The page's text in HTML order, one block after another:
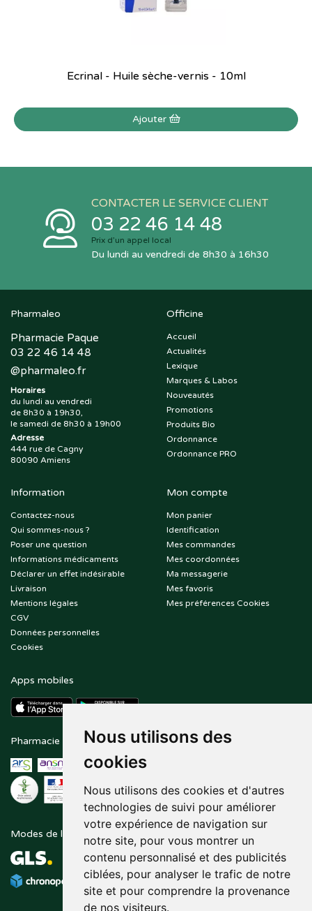
Nous utilisons des
cookies
Nous utilisons des cookies et d'autres
technologies de suivi pour améliorer
votre expérience de navigation sur
notre site, pour vous montrer un
contenu personnalisé et des publicités
ciblées, pour analyser le trafic de notre
site et pour comprendre la provenance
de nos visiteurs.
Ecrinal - Huile sèche-vernis - 10ml
Ajouter
CONTACTER LE SERVICE CLIENT
03 22 46 14 48
Prix d’un appel local
Du lundi au vendredi de 8h30 à 16h30
Pharmaleo
Pharmacie Paque
03 22 46 14 48
@pharmaleo.fr
Horaires
du lundi au vendredi
de 8h30 à 19h30,
le samedi de 8h30 à 19h00
Adresse
444 rue de Cagny
80090 Amiens
Officine
Accueil
Actualités
Lexique
Marques & Labos
Nouveautés
Promotions
Produits Bio
Ordonnance
Ordonnance PRO
Information
Contactez-nous
Qui sommes-nous ?
Poser une question
Informations médicaments
Déclarer un effet indésirable
Livraison
Mentions légales
CGV
Données personnelles
Cookies
Mon compte
Mon panier
Identification
Mes commandes
Mes coordonnées
Ma messagerie
Mes favoris
Mes préférences Cookies
Apps mobiles
Pharmacie en ligne agréée Paiement sécurisé
Modes de livraison Suivez-nous sur